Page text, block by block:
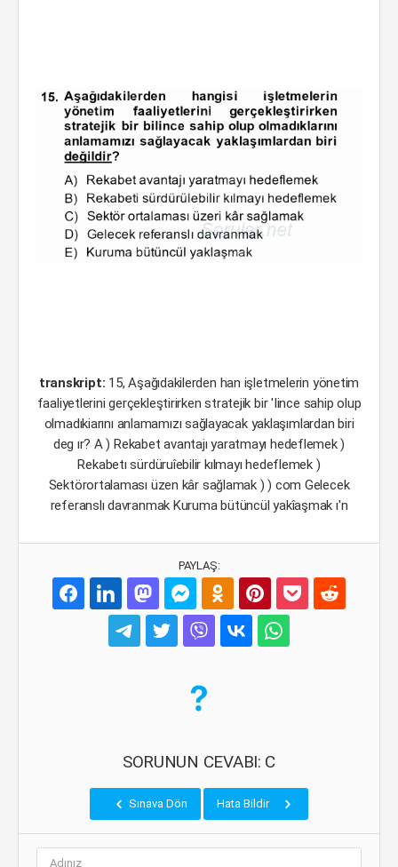
transkript: 15, Aşağıdakilerden han işletmelerin yönetim
faaliyetlerini gerçekleştirirken stratejik bir 'Iince sahip olup
olmadıkiarını anlamamızı sağlayacak yaklaşımlardan biri
deg ır? A ) Rekabet avantajı yaratmayı hedeflemek )
Rekabetı sürdüruîebilir kılmayı hedeflemek )
Sektörortalaması üzen kâr sağlamak ) ) com Gelecek
referanslı davranmak Kuruma bütüncül yakîaşmak ı'n
PAYLAŞ:
SORUNUN CEVABI: C
Sınava Dön Hata Bildir